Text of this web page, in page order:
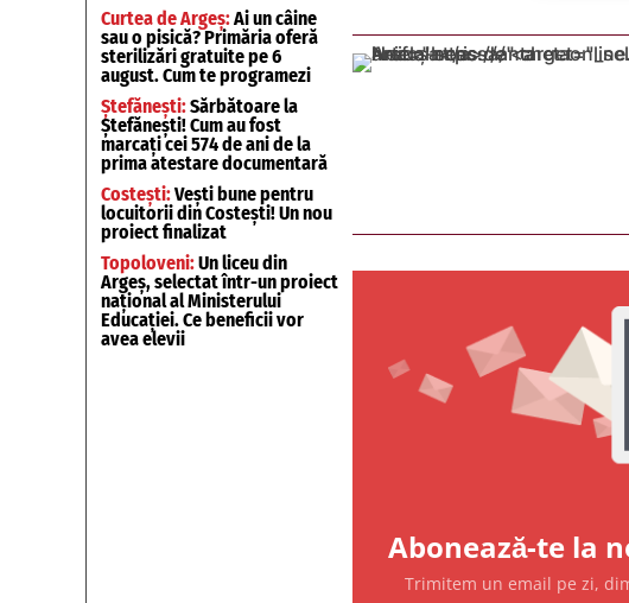
Curtea de Argeș:Ai un câine
sau o pisică? Primăria oferă
sterilizări gratuite pe 6
august. Cum te programezi
Ștefănești:Sărbătoare la
Ștefănești! Cum au fost
marcați cei 574 de ani de la
prima atestare documentară
Costești:Vești bune pentru
locuitorii din Costești! Un nou
proiect finalizat
Topoloveni:Un liceu din
Argeș, selectat într-un proiect
național al Ministerului
Educației. Ce beneficii vor
avea elevii
Abonează-te la
Trimitem un email pe zi,